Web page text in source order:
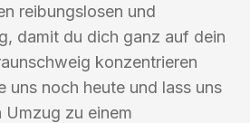
reibungslosen und
damit du dich ganz auf dein
konzentrieren
uns noch heute und lass uns
Umzug zu einem